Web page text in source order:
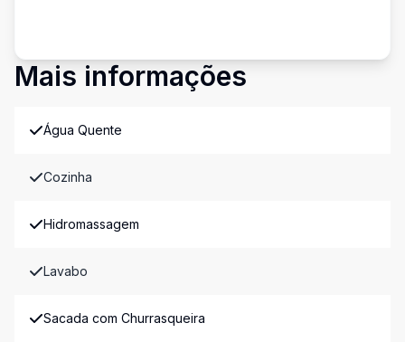
Mais informações
Água Quente
Cozinha
Hidromassagem
Lavabo
Sacada com Churrasqueira